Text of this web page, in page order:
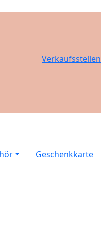
Verkaufsstellen
Geschenkkarte